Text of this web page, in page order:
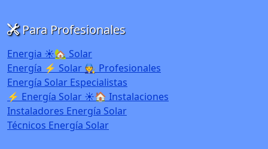
Para Profesionales
Energia ☀️🏡 Solar
Energía ⚡ Solar 🧑‍🔧 Profesionales
Energía Solar Especialistas
⚡ Energía Solar ☀️🏠 Instalaciones
Instaladores Energía Solar
Técnicos Energía Solar